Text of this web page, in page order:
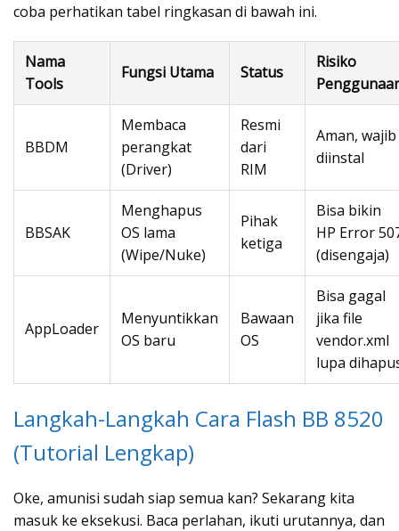
coba perhatikan tabel ringkasan di bawah ini.
Nama
Tools
Fungsi Utama Status
Risiko
BBDM
Membaca
perangkat
(Driver)
Resmi
dari
RIM
Aman, wajib
diinstal
BBSAK
Menghapus
OS lama
(Wipe/Nuke)
Pihak
ketiga
Bisa bikin
HP Error
(disengaja)
AppLoader
Menyuntikkan
OS baru
Bawaan
OS
Bisa gagal
jika file
vendor.xml
lupa
Langkah-Langkah Cara Flash BB 8520
(Tutorial Lengkap)
Oke, amunisi sudah siap semua kan? Sekarang kita
masuk ke eksekusi. Baca perlahan, ikuti urutannya, dan